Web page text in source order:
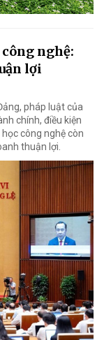
nghệ:
lợi
pháp luật của
chính, điều kiện
công nghệ còn
thuận lợi.